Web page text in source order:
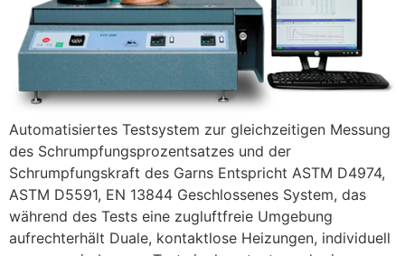
Automatisiertes Testsystem zur gleichzeitigen Messung
des Schrumpfungsprozentsatzes und der
Schrumpfungskraft des Garns Entspricht ASTM D4974,
ASTM D5591, EN 13844 Geschlossenes System, das
während des Tests eine zugluftfreie Umgebung
aufrechterhält Duale, kontaktlose Heizungen, individuell